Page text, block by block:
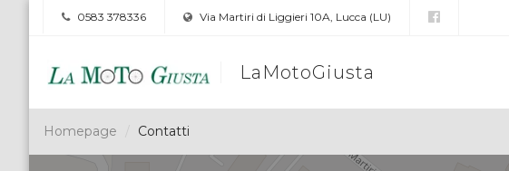
0583 378336 Via Martiri di Liggieri 10A, Lucca (LU)
LaMotoGiusta
Homepage Contatti